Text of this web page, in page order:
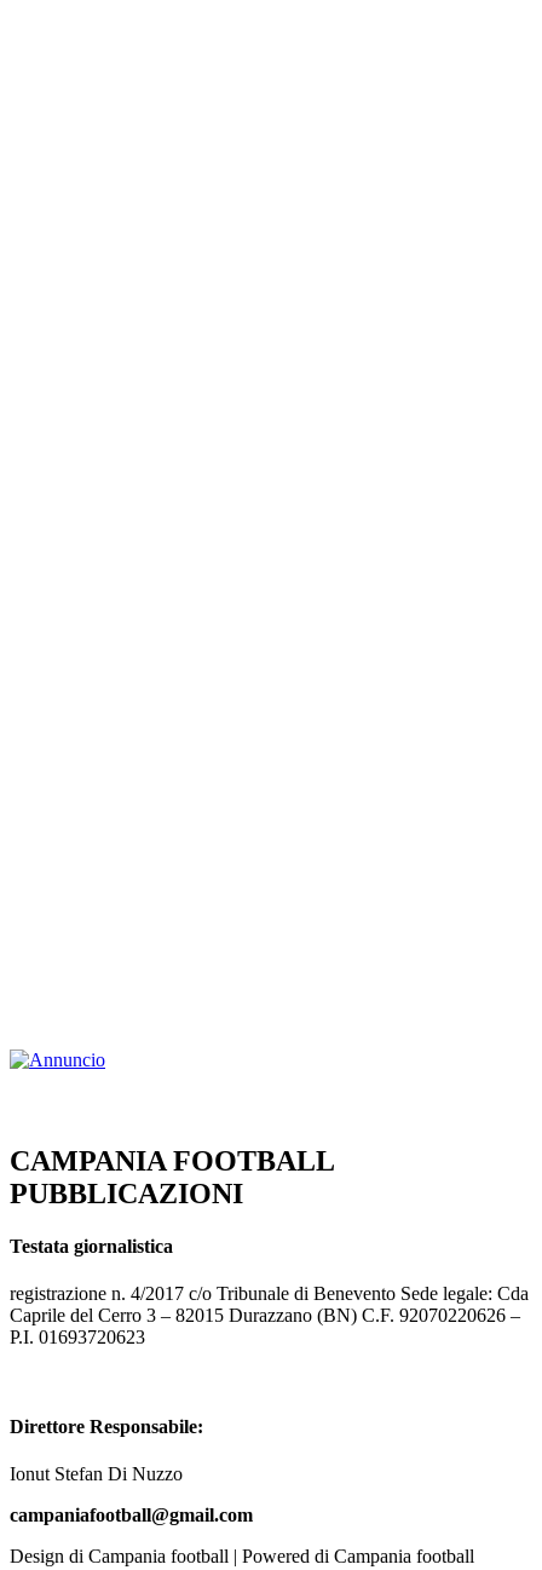
CAMPANIA FOOTBALL
PUBBLICAZIONI
Testata giornalistica
registrazione n. 4/2017 c/o Tribunale di Benevento Sede legale: Cda
Caprile del Cerro 3 – 82015 Durazzano (BN) C.F. 92070220626 –
P.I. 01693720623
Direttore Responsabile:
Ionut Stefan Di Nuzzo
campaniafootball@gmail.com
Design di Campania football | Powered di Campania football